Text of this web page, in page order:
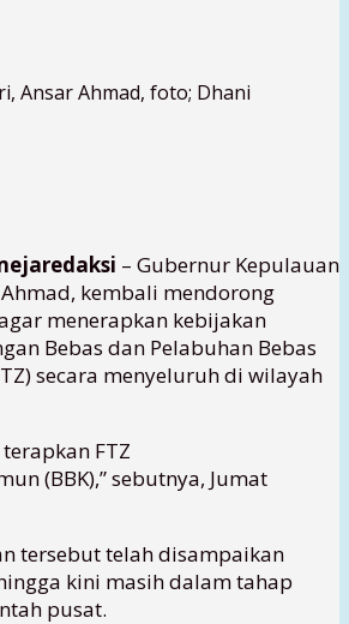
Ansar Ahmad, foto; Dhani
– Gubernur Kepulauan
Ahmad, kembali mendorong
menerapkan kebijakan
Bebas dan Pelabuhan Bebas
secara menyeluruh di wilayah
FTZ
(BBK),” sebutnya, Jumat
tersebut telah disampaikan
kini masih dalam tahap
pusat.